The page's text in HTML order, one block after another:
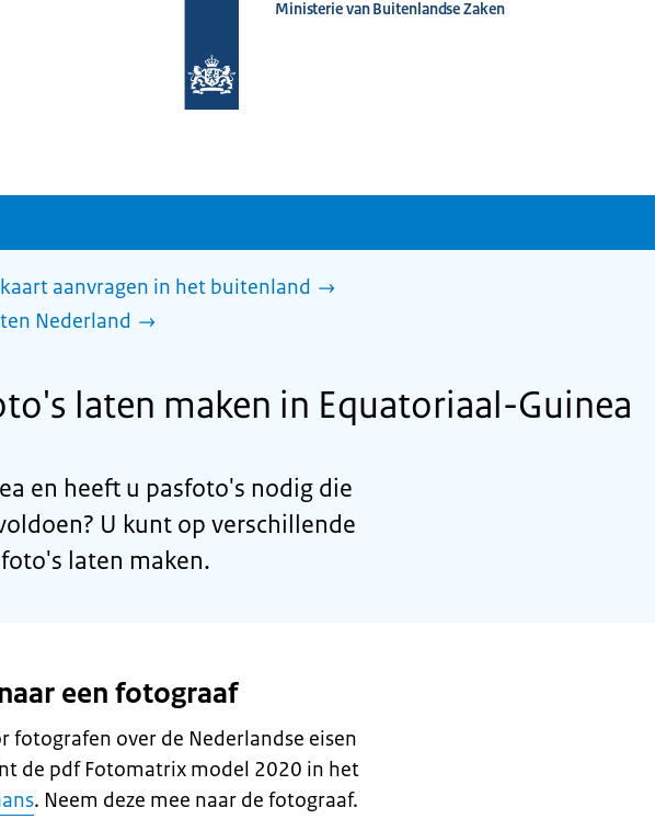
homepage
Ministerie van Buitenlandse Zaken
aanvragen in het buitenland
Nederland
laten maken in Equatoriaal-Guinea
en heeft u pasfoto's nodig die
U kunt op verschillende
laten maken.
een fotograaf
over de Nederlandse eisen
de pdf Fotomatrix model 2020 in het
. Neem deze mee naar de fotograaf.